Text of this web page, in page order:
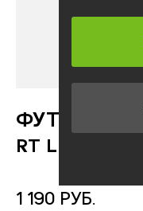
ФУТБОЛКА
RT LIVE
1 190 РУБ.